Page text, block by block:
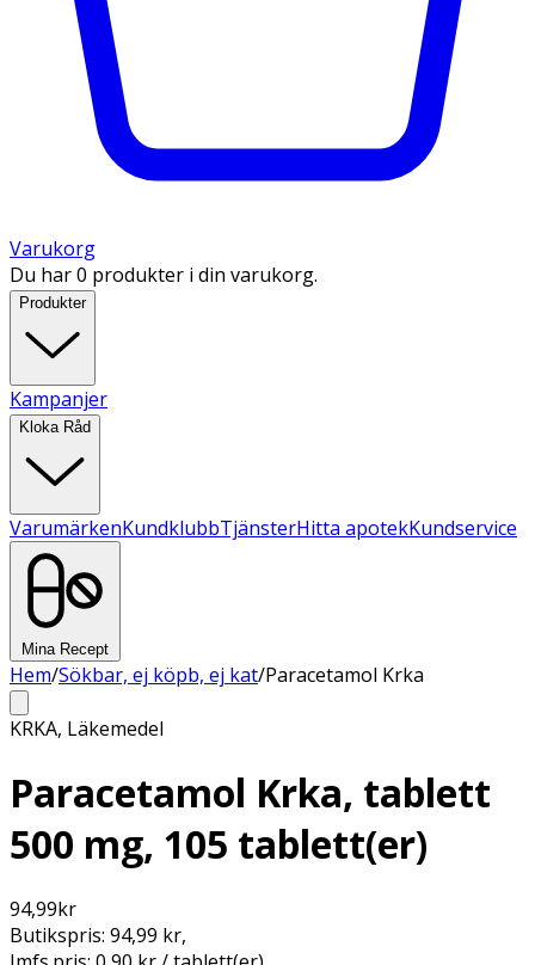
Varukorg
Du har 0 produkter i din varukorg.
Produkter
Kampanjer
Kloka Råd
VarumärkenKundklubbTjänsterHitta apotekKundservice
Mina Recept
Hem/Sökbar, ej köpb, ej kat/Paracetamol Krka
KRKA, Läkemedel
Paracetamol Krka, tablett
500 mg, 105 tablett(er)
94,99kr
Butikspris: 94,99 kr,